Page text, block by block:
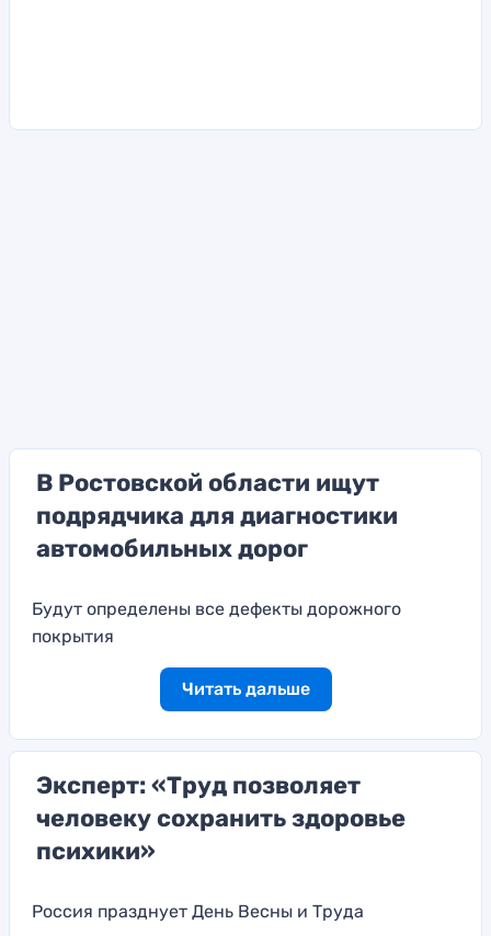
В Ростовской области ищут
подрядчика для диагностики
автомобильных дорог
Будут определены все дефекты дорожного
покрытия
Читать дальше
Эксперт: «Труд позволяет
человеку сохранить здоровье
психики»
Россия празднует День Весны и Труда